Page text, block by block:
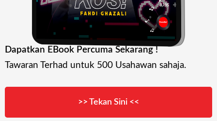
Dapatkan EBook Percuma Sekarang !
Tawaran Terhad untuk 500 Usahawan sahaja.
>> Tekan Sini <<